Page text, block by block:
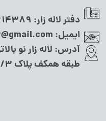
دفتر لاله زار:
ایمیل:
آدرس: لاله زار نو
طبقه همکف پلاک ۳۴۰/۳